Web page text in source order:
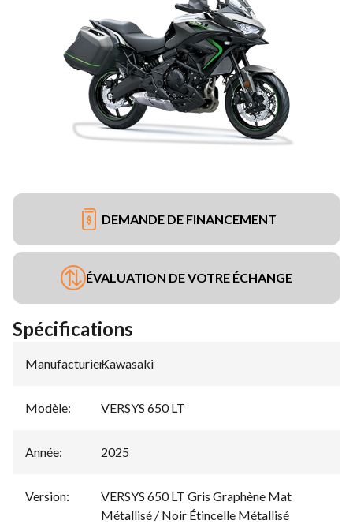
DEMANDE DE FINANCEMENT
ÉVALUATION DE VOTRE ÉCHANGE
Spécifications
Manufacturier:
Kawasaki
Modèle: VERSYS 650 LT
Année: 2025
Version:
VERSYS 650 LT Gris Graphène Mat
Métallisé / Noir Étincelle Métallisé